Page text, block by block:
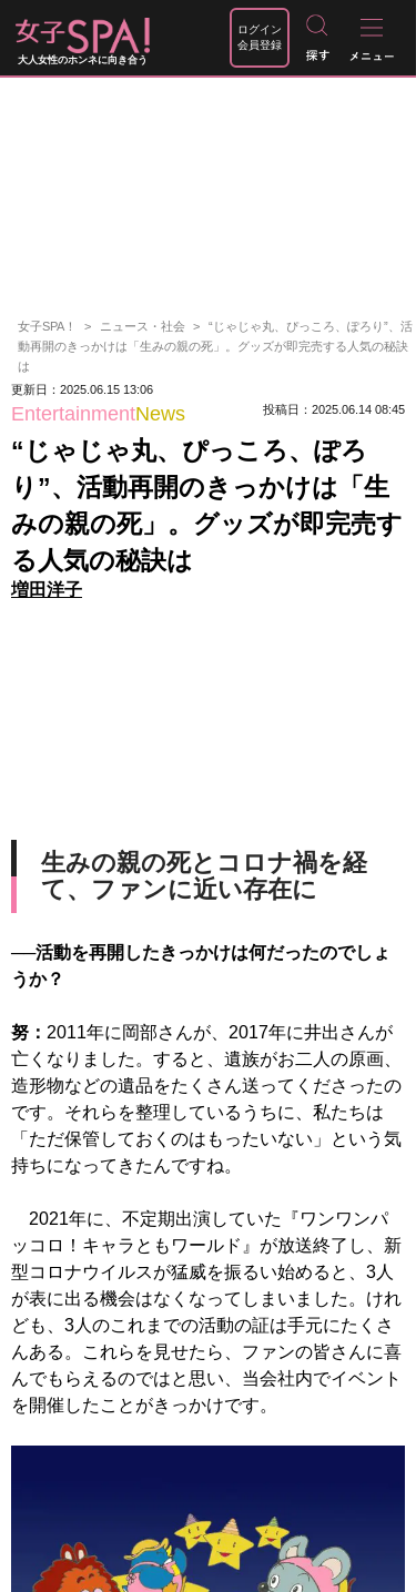
大人女性のホンネに向き合う
ログイン
会員登録
女子SPA！ ニュース・社会
“じゃじゃ丸、ぴっころ、ぽろり”、活
動再開のきっかけは「生みの親の死」。グッズが即完売する人気の秘訣
は
更新日：2025.06.15 13:06
EntertainmentNews 投稿日：2025.06.14 08:45
“じゃじゃ丸、ぴっころ、ぽろ
り”、活動再開のきっかけは「生
みの親の死」。グッズが即完売す
る人気の秘訣は
増田洋子
生みの親の死とコロナ禍を経
て、ファンに近い存在に
──活動を再開したきっかけは何だったのでしょ
うか？
努： 2011年に岡部さんが、2017年に井出さんが
亡くなりました。すると、遺族がお二人の原画、
造形物などの遺品をたくさん送ってくださったの
です。それらを整理しているうちに、私たちは
「ただ保管しておくのはもったいない」という気
持ちになってきたんですね。
2021年に、不定期出演していた『ワンワンパ
ッコロ！キャラともワールド』が放送終了し、新
型コロナウイルスが猛威を振るい始めると、3人
が表に出る機会はなくなってしまいました。けれ
ども、3人のこれまでの活動の証は手元にたくさ
んある。これらを見せたら、ファンの皆さんに喜
んでもらえるのではと思い、当会社内でイベント
を開催したことがきっかけです。